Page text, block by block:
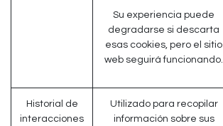
Su experiencia puede
degradarse si descarta
esas cookies, pero el sitio
web seguirá funcionando.
Historial de
interacciones
Utilizado para recopilar
información sobre sus